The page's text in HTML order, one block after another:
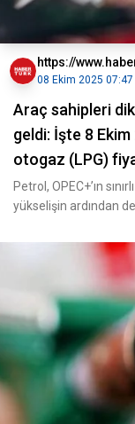
https://
08 Ekim 2025 07:47
Araç sahipleri
geldi: İşte 8
otogaz (LPG)
Petrol, OPEC+’ın
yükselişin ardından